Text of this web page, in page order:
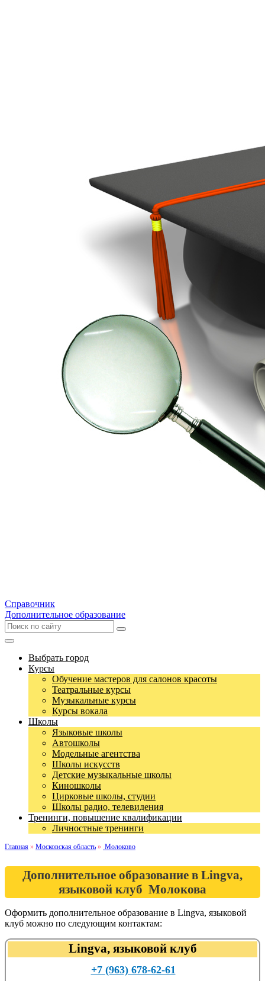
Справочник
Дополнительное образование
Выбрать город
Курсы
Обучение мастеров для салонов красоты
Театральные курсы
Музыкальные курсы
Курсы вокала
Школы
Языковые школы
Автошколы
Модельные агентства
Школы искусств
Детские музыкальные школы
Киношколы
Цирковые школы, студии
Школы радио, телевидения
Тренинги, повышение квалификации
Личностные тренинги
Главная » Московская область » Молоково
Дополнительное образование в Lingva,
языковой клуб Молокова
Оформить дополнительное образование в Lingva, языковой
клуб можно по следующим контактам:
Lingva, языковой клуб
+7 (963) 678-62-61